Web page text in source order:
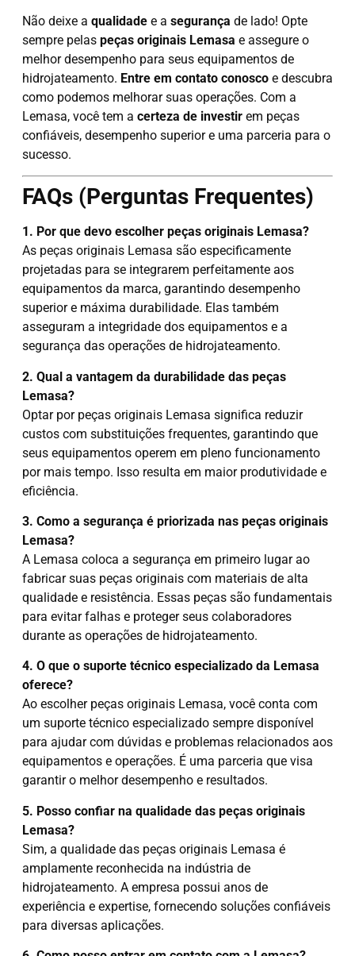
Não deixe a qualidadee a segurança de lado! Opte
sempre pelas peças originais Lemasa e assegure o
melhor desempenho para seus equipamentos de
hidrojateamento. Entre em contato conoscoe descubra
como podemos melhorar suas operações. Com a
Lemasa, você tem a certeza de investirem peças
confiáveis, desempenho superior e uma parceria para o
sucesso.
FAQs (Perguntas Frequentes)
1. Por que devo escolher peças originais Lemasa?
As peças originais Lemasa são especificamente
projetadas para se integrarem perfeitamente aos
equipamentos da marca, garantindo desempenho
superior e máxima durabilidade. Elas também
asseguram a integridade dos equipamentos e a
segurança das operações de hidrojateamento.
2. Qual a vantagem da durabilidade das peças
Lemasa?
Optar por peças originais Lemasa significa reduzir
custos com substituições frequentes, garantindo que
seus equipamentos operem em pleno funcionamento
por mais tempo. Isso resulta em maior produtividade e
eficiência.
3. Como a segurança é priorizada nas peças originais
Lemasa?
A Lemasa coloca a segurança em primeiro lugar ao
fabricar suas peças originais com materiais de alta
qualidade e resistência. Essas peças são fundamentais
para evitar falhas e proteger seus colaboradores
durante as operações de hidrojateamento.
4. O que o suporte técnico especializado da Lemasa
oferece?
Ao escolher peças originais Lemasa, você conta com
um suporte técnico especializado sempre disponível
para ajudar com dúvidas e problemas relacionados aos
equipamentos e operações. É uma parceria que visa
garantir o melhor desempenho e resultados.
5. Posso confiar na qualidade das peças originais
Lemasa?
Sim, a qualidade das peças originais Lemasa é
amplamente reconhecida na indústria de
hidrojateamento. A empresa possui anos de
experiência e expertise, fornecendo soluções confiáveis
para diversas aplicações.